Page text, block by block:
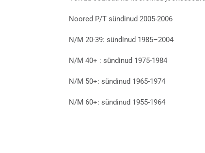
Noored P/T sündinud 2005-2006
N/M 20-39: sündinud 1985–2004
N/M 40+ : sündinud 1975-1984
N/M 50+: sündinud 1965-1974
N/M 60+: sündinud 1955-1964